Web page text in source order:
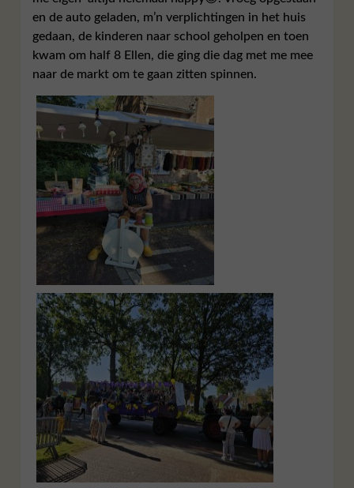
en de auto geladen, m’n verplichtingen in het huis
gedaan, de kinderen naar school geholpen en toen
kwam om half 8 Ellen, die ging die dag met me mee
naar de markt om te gaan zitten spinnen.